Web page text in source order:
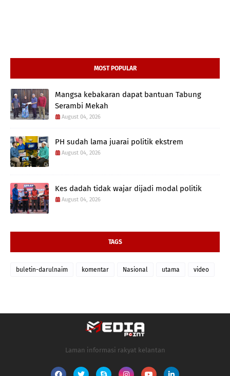
MOST POPULAR
Mangsa kebakaran dapat bantuan Tabung
Serambi Mekah
August 04, 2026
PH sudah lama juarai politik ekstrem
August 04, 2026
Kes dadah tidak wajar dijadi modal politik
August 04, 2026
TAGS
buletin-darulnaim komentar Nasional utama video
Laman informasi rakyat kelantan